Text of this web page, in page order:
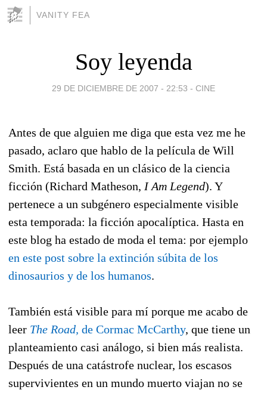
VANITY FEA
Soy leyenda
29 DE DICIEMBRE DE 2007 - 22:53 - CINE
Antes de que alguien me diga que esta vez me he
pasado, aclaro que hablo de la película de Will
Smith. Está basada en un clásico de la ciencia
ficción (Richard Matheson, I Am Legend). Y
pertenece a un subgénero especialmente visible
esta temporada: la ficción apocalíptica. Hasta en
este blog ha estado de moda el tema: por ejemplo
en este post sobre la extinción súbita de los
dinosaurios y de los humanos.
También está visible para mí porque me acabo de
leer The Road, de Cormac McCarthy, que tiene un
planteamiento casi análogo, si bien más realista.
Después de una catástrofe nuclear, los escasos
supervivientes en un mundo muerto viajan no se